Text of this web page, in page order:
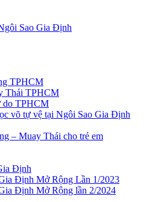
Sao Gia Định
TPHCM
Thái TPHCM
do TPHCM
võ tự vệ tại Ngôi Sao Gia Định
– Muay Thái cho trẻ em
Định
Định Mở Rộng Lần 1/2023
Định Mở Rộng lần 2/2024